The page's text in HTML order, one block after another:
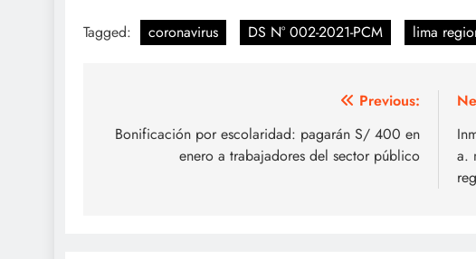
Tagged: coronavirus DS N° 002-2021-PCM lima
de
entradas
Previous:
Bonificación por escolaridad: pagarán S/ 400 en
enero a trabajadores del sector público
a.